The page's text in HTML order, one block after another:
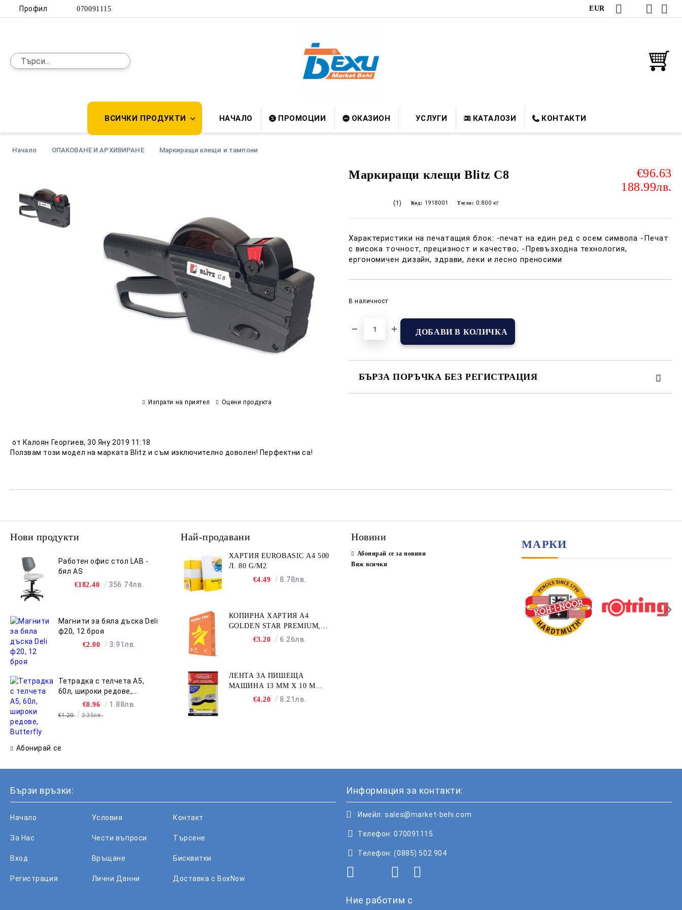
Профил 070091115 EUR
ВСИЧКИ ПРОДУКТИ НАЧАЛО ПРОМОЦИИ ОКАЗИОН УСЛУГИ КАТАЛОЗИ КОНТАКТИ
Начало ОПАКОВАНЕ И АРХИВИРАНЕ Маркиращи клещи и тампони
Маркиращи клещи Blitz C8
€96.63
188.99лв.
(1) Код: 1918001 Тегло: 0.800 кг
Характеристики на печатащия блок: -печат на един ред с осем символа -Печат
с висока точност, прецизност и качество; -Превъзходна технология,
ергономичен дизайн, здрави, леки и лесно преносими
В наличност
БЪРЗА ПОРЪЧКА БЕЗ РЕГИСТРАЦИЯ
Изпрати на приятел Оцени продукта
от Калоян Георгиев,30 Яну 2019 11:18
Ползвам този модел на марката Blitz и съм изключително доволен! Перфектни са!
Нови продукти
Работен офис стол LAB -
бял AS
€182.40 356.74лв.
Магнити за бяла дъска Deli
ф20, 12 броя
€2.00 3.91лв.
Тетрадка с телчета А5,
60л, широки редове,
Butterfly€0.96 1.88лв.
€1.20 2.35лв.
Абонирай се
Най-продавани
ХАРТИЯ EUROBASIC А4 500
Л. 80 G/M2
€4.49
8.78лв.
КОПИРНА ХАРТИЯ A4
GOLDEN STAR PREMIUM,
€3.20 6.26лв.
ЛЕНТА ЗА ПИШЕЩА
МАШИНА 13 MM X 10 M
FULLMARK N001BK2S
€4.20 8.21лв.
Новини
Абонирай се за новини
Виж всички
МАРКИ
Бързи връзки:
Начало
За Нас
Вход
Регистрация
Условия
Чести въпроси
Връщане
Лични Данни
Контакт
Търсене
Бисквитки
Доставка с BoxNow
Информация за контакти:
Имейл: sales@market-behi.com
Телефон: 070091115
Телефон: (0885) 502 904
Ние работим с